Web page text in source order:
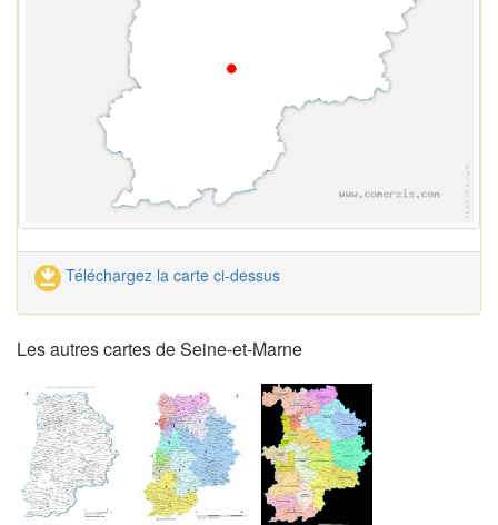
Téléchargez la carte ci-dessus
Les autres cartes de Seine-et-Marne